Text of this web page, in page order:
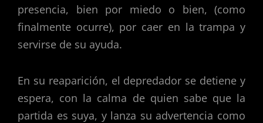
presencia, bien por miedo o bien, (como
finalmente ocurre), por caer en la trampa y
servirse de su ayuda.
En su reaparición, el depredador se detiene y
espera, con la calma de quien sabe que la
partida es suya, y lanza su advertencia como